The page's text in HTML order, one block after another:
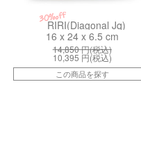
30%off
RIRI(Diagonal Jq)
16 x 24 x 6.5 cm
14,850円(税込)
10,395 円(税込)
この商品を探す